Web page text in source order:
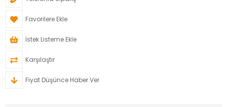
Favorilere Ekle
İstek Listeme Ekle
Karşılaştır
Fiyat Düşünce Haber Ver